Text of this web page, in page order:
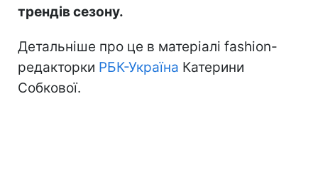
трендів сезону.
Детальніше про це в матеріалі fashion-
редакторки РБК-Україна Катерини
Собкової.